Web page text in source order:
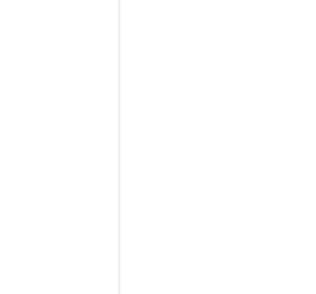
1”
гэр
АЖЛЫГ
БУУРУУЛЖ,
НЭГЖИЙН